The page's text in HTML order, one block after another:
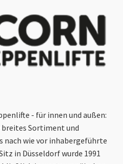
- für innen und außen:
breites Sortiment und
nach wie vor inhabergeführte
in Düsseldorf wurde 1991